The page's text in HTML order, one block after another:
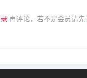
再评论，若不是会员请先